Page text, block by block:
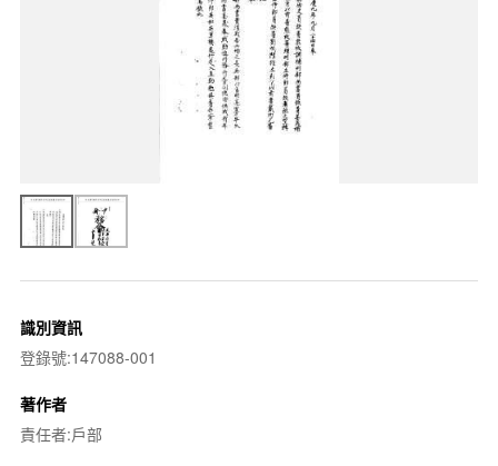
識別資訊
登錄號:147088-001
著作者
責任者:戶部